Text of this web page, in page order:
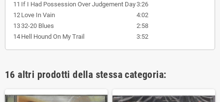
11 If I Had Possession Over Judgement Day3:26
12 Love In Vain
4:02
1332-20 Blues
2:58
14 Hell Hound On My Trail 3:52
16 altri prodotti della stessa categoria: